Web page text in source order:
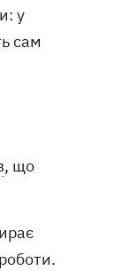
у
сам
, що